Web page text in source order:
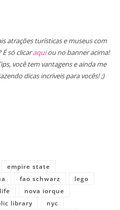
atrações turísticas e museus com
só clicaraquiou no banner acima!
você tem vantagens e ainda me
dicas incríveis para vocês! ;)
empire state
fao schwarz
lego
nova iorque
library
nyc